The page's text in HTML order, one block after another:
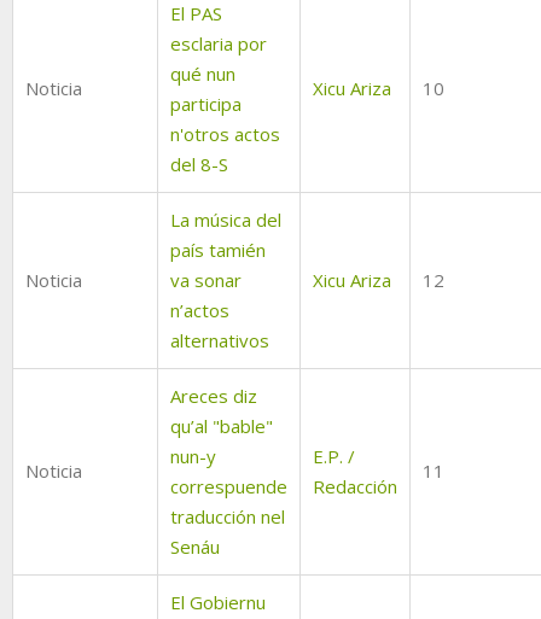
Noticia
El PAS
esclaria por
qué nun
participa
n'otros actos
del 8-S
Xicu Ariza 10
Noticia
La música del
país tamién
va sonar
n’actos
alternativos
Xicu Ariza 12
Noticia
Areces diz
qu’al "bable"
nun-y
correspuende
traducción nel
Senáu
E.P. /
Redacción
11
El Gobiernu